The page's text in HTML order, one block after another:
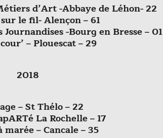
d’Art -Abbaye de Léhon- 22
le fil- Alençon – 61
-Bourg en Bresse – 01
– Plouescat – 29
2018
– St Thélo – 22
La Rochelle – 17
marée – Cancale – 35